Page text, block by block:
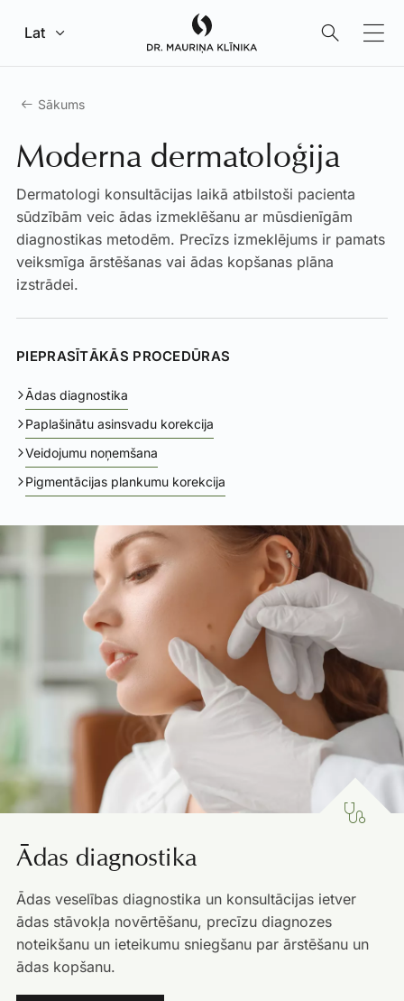
Lat
Sākums
Moderna dermatoloģija
Dermatologi konsultācijas laikā atbilstoši pacienta
sūdzībām veic ādas izmeklēšanu ar mūsdienīgām
diagnostikas metodēm. Precīzs izmeklējums ir pamats
veiksmīga ārstēšanas vai ādas kopšanas plāna
izstrādei.
PIEPRASĪTĀKĀS PROCEDŪRAS
Ādas diagnostika
Paplašinātu asinsvadu korekcija
Veidojumu noņemšana
Pigmentācijas plankumu korekcija
Ādas diagnostika
Ādas veselības diagnostika un konsultācijas ietver
ādas stāvokļa novērtēšanu, precīzu diagnozes
noteikšanu un ieteikumu sniegšanu par ārstēšanu un
ādas kopšanu.